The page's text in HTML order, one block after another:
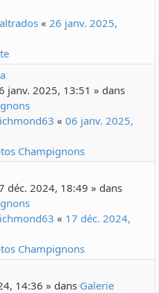
« 26 janv. 2025,
janv. 2025, 13:51 » dans
« 06 janv. 2025,
Champignons
déc. 2024, 18:49 » dans
« 17 déc. 2024,
Champignons
14:36 » dans Galerie